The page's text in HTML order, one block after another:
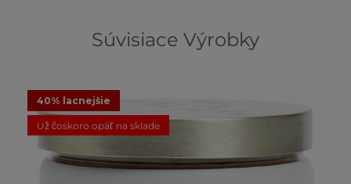
Súvisiace Výrobky
40% lacnejšie
Už čoskoro opäť na sklade